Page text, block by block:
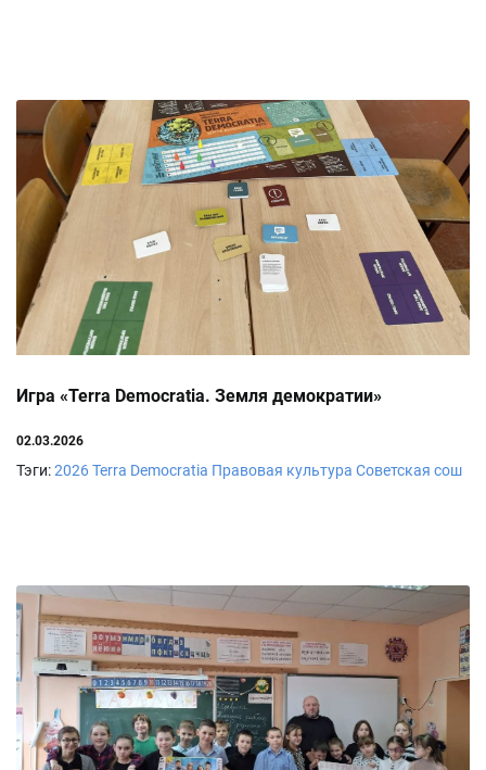
Игра «Terra Democratia. Земля демократии»
02.03.2026
Тэги:2026Terra Democratia Правовая культура Советская сош